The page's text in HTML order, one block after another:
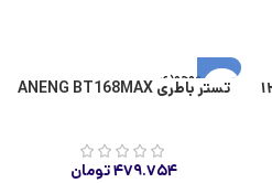
اتمام موجودی
تستر باطری ANENG BT168MAX
۴۷۹.۷۵۴تومان